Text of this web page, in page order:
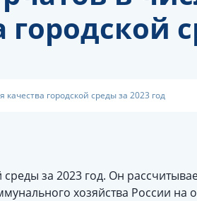
городской среды за 2023 год
за 2023 год. Он
хозяйства России на